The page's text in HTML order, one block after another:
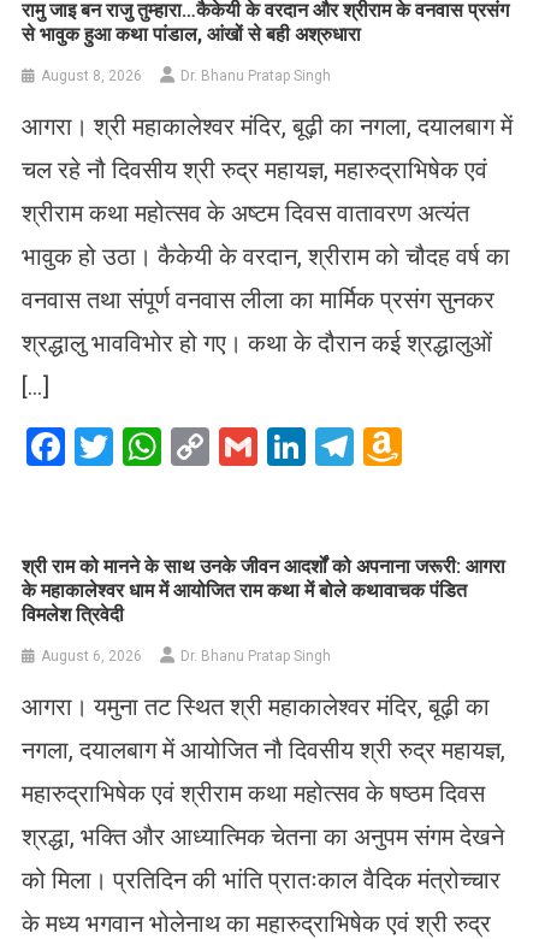
रामु जाइ बन राजु तुम्हारा…कैकेयी के वरदान और श्रीराम के वनवास प्रसंग
से भावुक हुआ कथा पांडाल, आंखों से बही अश्रुधारा
August 8, 2026 Dr. Bhanu Pratap Singh
आगरा। श्री महाकालेश्वर मंदिर, बूढ़ी का नगला, दयालबाग में
चल रहे नौ दिवसीय श्री रुद्र महायज्ञ, महारुद्राभिषेक एवं
श्रीराम कथा महोत्सव के अष्टम दिवस वातावरण अत्यंत
भावुक हो उठा। कैकेयी के वरदान, श्रीराम को चौदह वर्ष का
वनवास तथा संपूर्ण वनवास लीला का मार्मिक प्रसंग सुनकर
श्रद्धालु भावविभोर हो गए। कथा के दौरान कई श्रद्धालुओं
[…]
Facebook
Twitter
WhatsApp
CopyGmailLinkedIn
Telegram
​श्री राम को मानने के साथ उनके जीवन आदर्शों को अपनाना जरूरी: आगरा
के महाकालेश्वर धाम में आयोजित राम कथा में बोले कथावाचक पंडित
विमलेश त्रिवेदी
August 6, 2026 Dr. Bhanu Pratap Singh
आगरा। यमुना तट स्थित श्री महाकालेश्वर मंदिर, बूढ़ी का
नगला, दयालबाग में आयोजित नौ दिवसीय श्री रुद्र महायज्ञ,
महारुद्राभिषेक एवं श्रीराम कथा महोत्सव के षष्ठम दिवस
श्रद्धा, भक्ति और आध्यात्मिक चेतना का अनुपम संगम देखने
को मिला। प्रतिदिन की भांति प्रातःकाल वैदिक मंत्रोच्चार
के मध्य भगवान भोलेनाथ का महारुद्राभिषेक एवं श्री रुद्र